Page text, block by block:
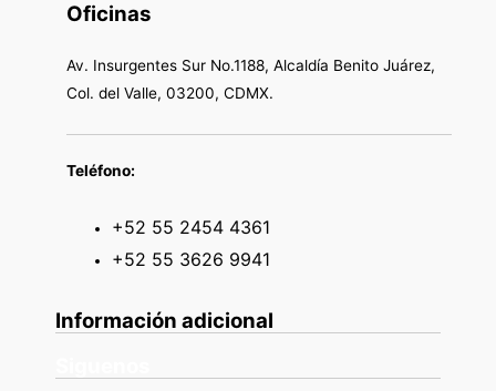
Oficinas
Av. Insurgentes Sur No.1188, Alcaldía Benito Juárez,
Col. del Valle, 03200, CDMX.
Teléfono:
+52 55 2454 4361
+52 55 3626 9941
Información adicional